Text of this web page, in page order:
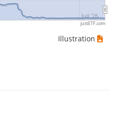
Juil '26
justETF.com
Illustration